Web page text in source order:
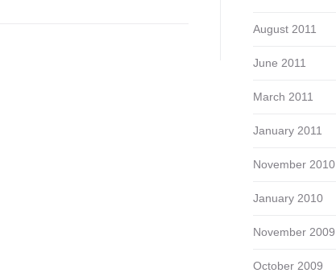
August 2011
June 2011
March 2011
January 2011
November 2010
January 2010
November 2009
October 2009